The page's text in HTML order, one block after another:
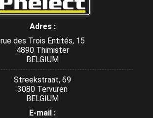
Adres :
rue des Trois Entités, 15
4890 Thimister
BELGIUM
Streekstraat, 69
3080 Tervuren
BELGIUM
E-mail :